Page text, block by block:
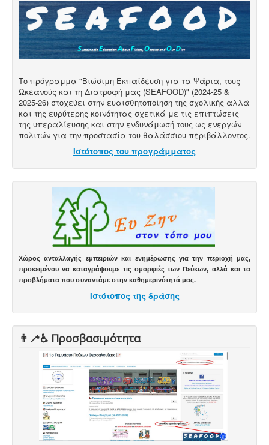
Το πρόγραμμα "Βιώσιμη Εκπαίδευση για τα Ψάρια, τους
Ωκεανούς και τη Διατροφή μας (SEAFOOD)" (2024-25 &
2025-26) στοχεύει στην ευαισθητοποίηση της σχολικής αλλά
και της ευρύτερης κοινότητας σχετικά με τις επιπτώσεις
της υπεραλίευσης και στην ενδυνάμωσή τους ως ενεργών
πολιτών για την προστασία του θαλάσσιου περιβάλλοντος.
Ιστότοπος του προγράμματος
Χώρος ανταλλαγής εμπειριών και ενημέρωσης για την περιοχή μας,
προκειμένου να καταγράψουμε τις ομορφιές των Πεύκων, αλλά και τα
προβλήματα που συναντάμε στην καθημερινότητά μας.
Ιστότοπος της δράσης
👨‍🦯♿️ Προσβασιμότητα